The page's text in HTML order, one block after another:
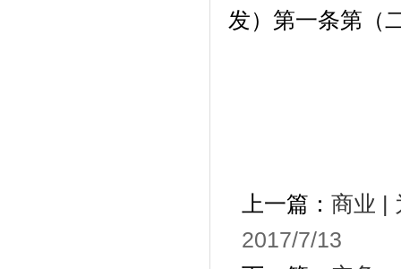
发）第一条第（
上一篇： 商业 |
2017/7/13